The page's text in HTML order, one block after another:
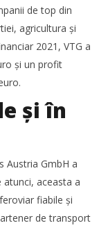
de
de top din
agricultura și
2021, VTG a
și un profit
şi în
Austria GmbH a
aceasta a
fiabile și
de transport